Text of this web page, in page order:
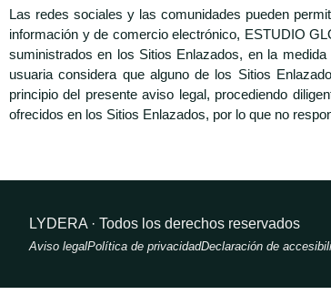
Las redes sociales y las comunidades pueden
información y de comercio electrónico, ESTUDIO
suministrados en los Sitios Enlazados, en la
usuaria considera que alguno de los Sitios
principio del presente aviso legal, procediendo
ofrecidos en los Sitios Enlazados, por lo que no
LYDERA · Todos los derechos reservados
Aviso legalPolítica de privacidadDeclaración de